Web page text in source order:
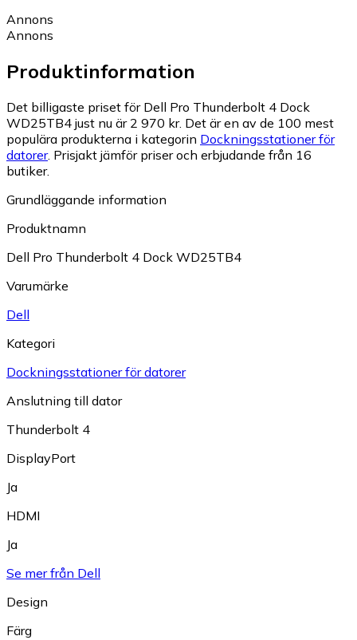
Annons
Annons
Produktinformation
Det billigaste priset för Dell Pro Thunderbolt 4 Dock
WD25TB4 just nu är 2 970 kr. Det är en av de 100 mest
populära produkterna i kategorin Dockningsstationer för
datorer. Prisjakt jämför priser och erbjudande från 16
butiker.
Grundläggande information
Produktnamn
Dell Pro Thunderbolt 4 Dock WD25TB4
Varumärke
Dell
Kategori
Dockningsstationer för datorer
Anslutning till dator
Thunderbolt 4
DisplayPort
Ja
HDMI
Ja
Se mer från Dell
Design
Färg